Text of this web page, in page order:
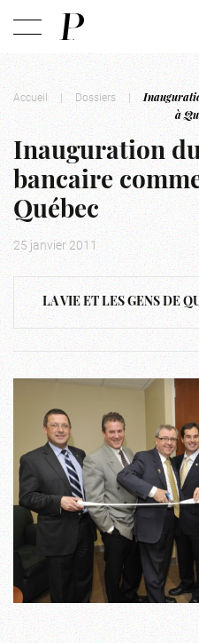
Accueil | Dossiers |
à
Inauguration
bancaire
Québec
25 janvier 2011
LA VIE ET LES GENS DE